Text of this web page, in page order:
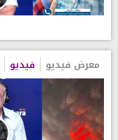
معرض فيديو فيديو